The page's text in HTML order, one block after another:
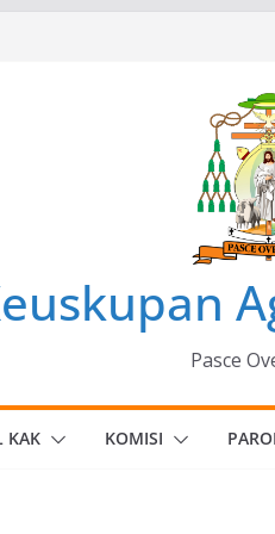
Pasce
KAK KOMISI